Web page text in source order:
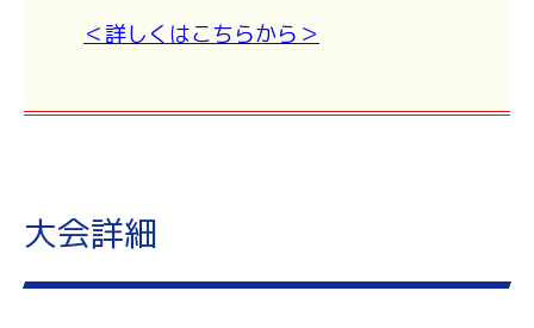
＜詳しくはこちらから＞
大会詳細